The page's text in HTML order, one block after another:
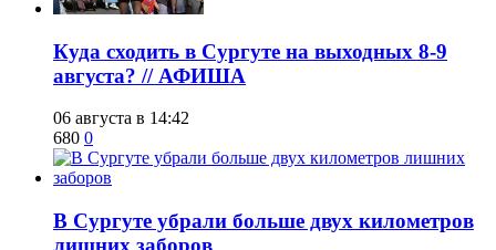
​Куда сходить в Сургуте на выходных 8-9
августа? // АФИША
06 августа в 14:42
680 0
​В Сургуте убрали больше двух километров
лишних заборов